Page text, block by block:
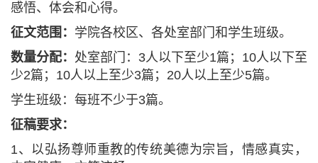
感悟、体会和心得。
征文范围： 学院各校区、各处室部门和学生班级。
数量分配： 处室部门：3人以下至少1篇；10人以下至
少2篇；10人以上至少3篇；20人以上至少5篇。
学生班级：每班不少于3篇。
征稿要求：
1、以弘扬尊师重教的传统美德为宗旨，情感真实，